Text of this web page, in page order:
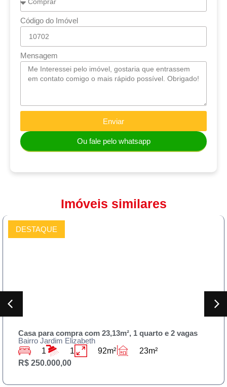
Código do Imóvel
Mensagem
Enviar
Ou fale pelo whatsapp
Imóveis similares
DESTAQUE
Casa para compra com 23,13m², 1 quarto e 2 vagas
Bairro Jardim Elizabeth
1
1 92m²
23m²
R$ 250.000,00